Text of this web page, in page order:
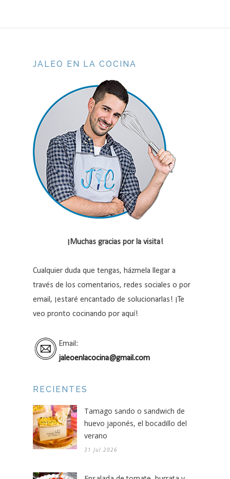
JALEO EN LA COCINA
¡Muchas gracias por la visita!
Cualquier duda que tengas, házmela llegar a
través de los comentarios, redes sociales o por
email, ¡estaré encantado de solucionarlas! ¡Te
veo pronto cocinando por aquí!
Email:
jaleoenlacocina@gmail.com
RECIENTES
Tamago sando o sandwich de
huevo japonés, el bocadillo del
verano
31 Jul 2026